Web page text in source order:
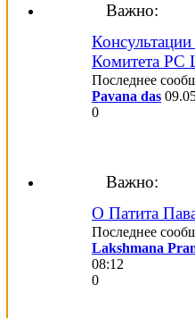
Важно:
Комитета
Последнее
Pavana das
0
Важно:
О Патита
Последнее
Lakshmana
08:12
0